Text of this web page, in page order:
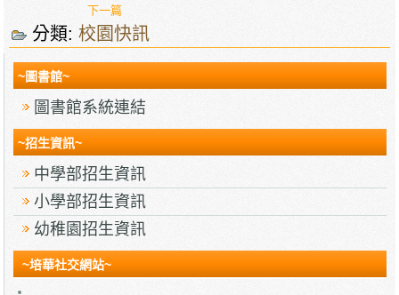
下一篇
分類:校園快訊
~圖書館~
圖書館系統連結
~招生資訊~
中學部招生資訊
小學部招生資訊
幼稚園招生資訊
~培華社交網站~